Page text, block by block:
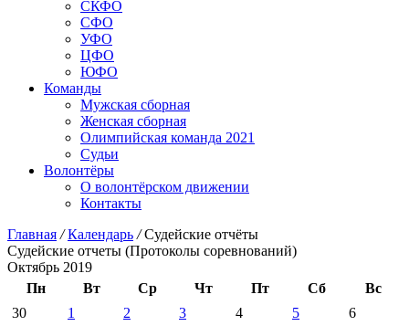
СКФО
СФО
УФО
ЦФО
ЮФО
Команды
Мужская сборная
Женская сборная
Олимпийская команда 2021
Судьи
Волонтёры
О волонтёрском движении
Контакты
Главная / Календарь /Судейские отчёты
Судейские отчеты (Протоколы соревнований)
Октябрь 2019
Пн
Вт Ср Чт Пт Сб
Вс
30
1 2 3 4 5
6